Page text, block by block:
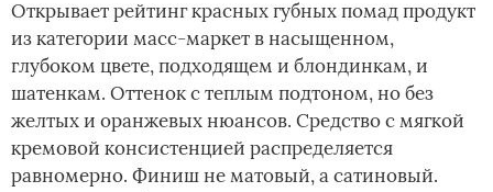
Открывает рейтинг красных губных помад продукт
из категории масс-маркет в насыщенном,
глубоком цвете, подходящем и блондинкам, и
шатенкам. Оттенок с теплым подтоном, но без
желтых и оранжевых нюансов. Средство с мягкой
кремовой консистенцией распределяется
равномерно. Финиш не матовый, а сатиновый.